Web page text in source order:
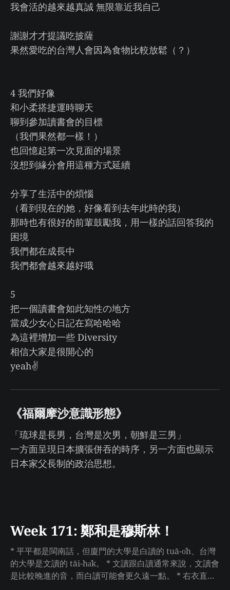
我會活的越來越真誠 無限靠近我自己
謝謝才才提議吃披薩
果然愛吃的台灣人會因為食物比較放鬆（？）
4 我們好像
和小柔搭捷運時聊天
聊到參加讀書會的目標
（我們果然都一樣！）
也回憶起第一次見面的場景
沒想到緣分會用這種方式延續
分享了生活中的煩惱
（看到現在的她，好像看到去年此時的我）
那時也有很好的前輩鼓勵我，用一樣的話回答我的
困境
我們都在成長中
我們都會越來越好哦
5
把一個讀書會如此知性の地方
當成少女心日記在寫哈哈哈
為這裡增加一些 Diversity
相信大家是很開心的
yeah✌️
《福爾摩沙意識形態》
「琉球是長男，台灣是次男，朝鮮是三男」
一方面呈現日本擴張併吞的時序，另一方面也顯示
日本家父長制的政治思想。
Week 171: 鄭和是穆斯林！
* 平平都是閩南話，但廈門的大學是白讀的 tuā-o̍h、台灣
的大學是文讀的 tāi-ha̍k。 * 文讀跟白讀通常來說，文讀會
是比較晚進的音，而白讀可能會更久遠一點。 * 右衣直接